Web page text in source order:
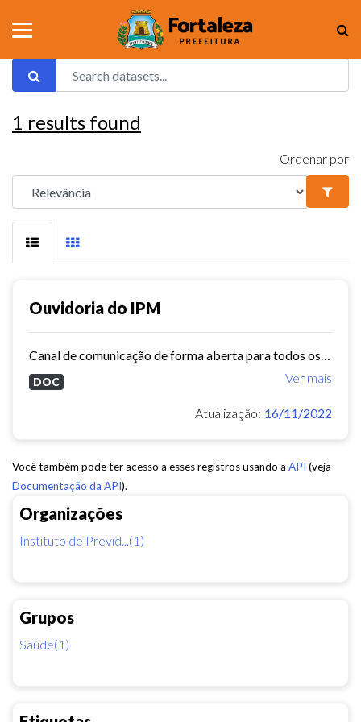
Organizações
Instituto de Previd...(1)
Grupos
Saúde(1)
1 results found
Ordenar por
Ouvidoria do IPM
Ver mais
DOC
Atualização: 16/11/2022
Você também pode ter acesso a esses registros usando a API (veja
Documentação da API).